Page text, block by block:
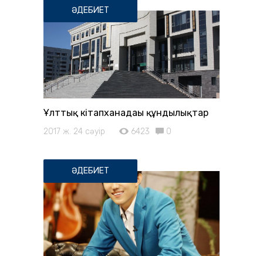
ӘДЕБИЕТ
Ұлттық кітапханадағы құндылықтар
2017 ж. 24 сәуір 6423 0
ӘДЕБИЕТ